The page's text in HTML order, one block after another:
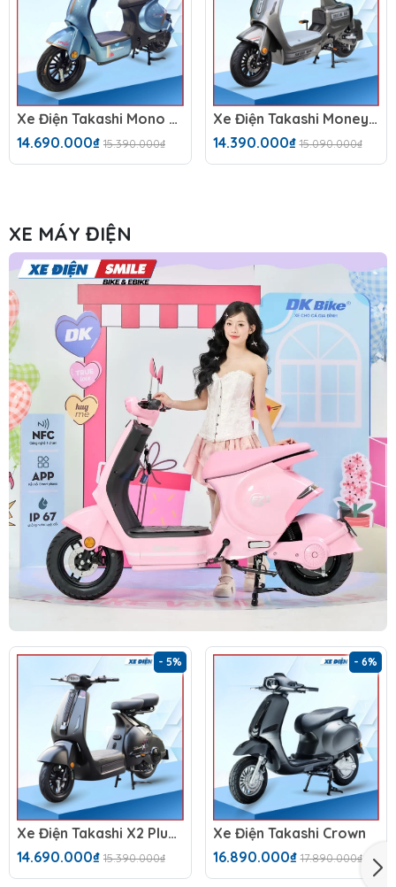
Xe Điện Takashi Mono (60V-23Ah)
14.690.000₫ 15.390.000₫
Xe Điện Takashi Money (60V-23Ah) 5 Bình
14.390.000₫ 15.090.000₫
XE MÁY ĐIỆN
- 5%
Xe Điện Takashi X2 Plus (60V-23Ah)
14.690.000₫ 15.390.000₫
- 6%
Xe Điện Takashi Crown
16.890.000₫ 17.890.000₫